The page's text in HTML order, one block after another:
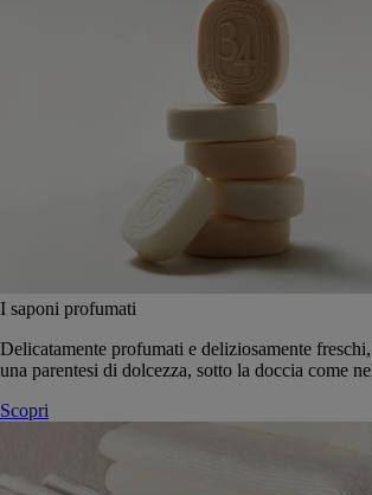
I saponi profumati
Delicatamente profumati e deliziosamente
una parentesi di dolcezza, sotto la doccia come
Scopri